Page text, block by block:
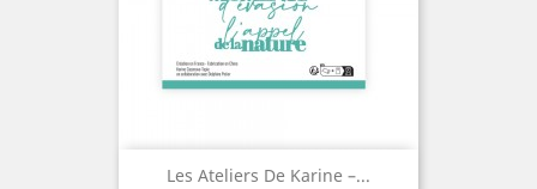
Les Ateliers De Karine –...